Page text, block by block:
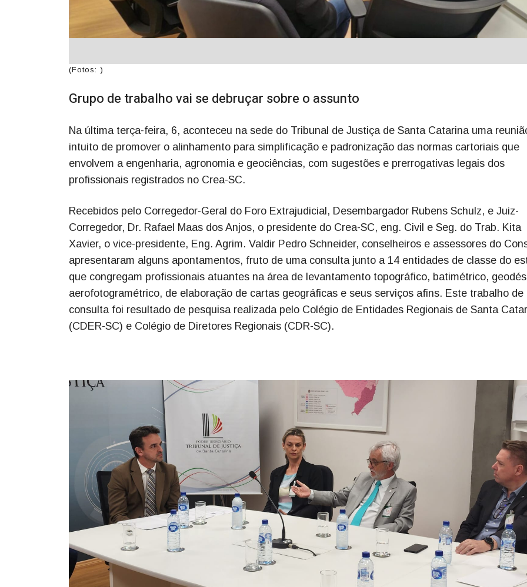
(Fotos: )
Grupo de trabalho vai se debruçar sobre o assunto
Na última terça-feira, 6, aconteceu na sede do Tribunal de Justiça de Santa Catarina uma
intuito de promover o alinhamento para simplificação e padronização das normas cartoriais que
envolvem a engenharia, agronomia e geociências, com sugestões e prerrogativas legais dos
profissionais registrados no Crea-SC.
Recebidos pelo Corregedor-Geral do Foro Extrajudicial, Desembargador Rubens Schulz, e Juiz-
Corregedor, Dr. Rafael Maas dos Anjos, o presidente do Crea-SC, eng. Civil e Seg. do Trab. Kita
Xavier, o vice-presidente, Eng. Agrim. Valdir Pedro Schneider, conselheiros e assessores do
apresentaram alguns apontamentos, fruto de uma consulta junto a 14 entidades de classe do
que congregam profissionais atuantes na área de levantamento topográfico, batimétrico,
aerofotogramétrico, de elaboração de cartas geográficas e seus serviços afins. Este trabalho de
consulta foi resultado de pesquisa realizada pelo Colégio de Entidades Regionais de Santa
(CDER-SC) e Colégio de Diretores Regionais (CDR-SC).